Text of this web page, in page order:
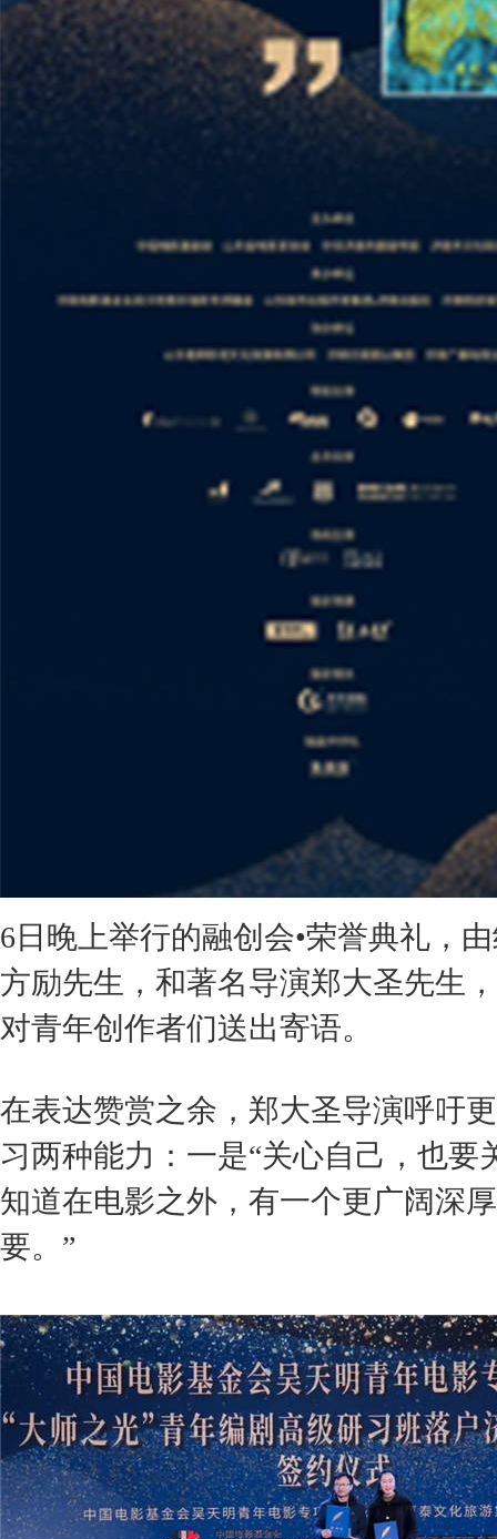
6日晚上举行的融创会•荣誉典礼，
方励先生，和著名导演郑大圣先生
对青年创作者们送出寄语。
在表达赞赏之余，郑大圣导演呼吁
习两种能力：一是“关心自己，也要
知道在电影之外，有一个更广阔深
要。 ”